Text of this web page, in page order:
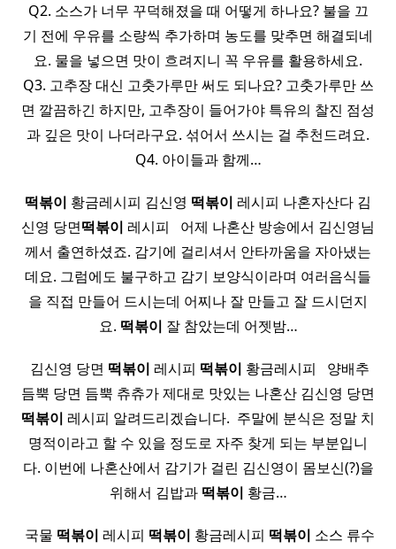
Q2. 소스가 너무 꾸덕해졌을 때 어떻게 하나요? 불을 끄
기 전에 우유를 소량씩 추가하며 농도를 맞추면 해결되네
요. 물을 넣으면 맛이 흐려지니 꼭 우유를 활용하세요.
Q3. 고추장 대신 고춧가루만 써도 되나요? 고춧가루만 쓰
면 깔끔하긴 하지만, 고추장이 들어가야 특유의 찰진 점성
과 깊은 맛이 나더라구요. 섞어서 쓰시는 걸 추천드려요.
Q4. 아이들과 함께…
떡볶이 황금레시피 김신영 떡볶이 레시피 나혼자산다 김
신영 당면떡볶이 레시피 ​ ​ 어제 나혼산 방송에서 김신영님
께서 출연하셨죠. 감기에 걸리셔서 안타까움을 자아냈는
데요. 그럼에도 불구하고 감기 보양식이라며 여러음식들
을 직접 만들어 드시는데 어찌나 잘 만들고 잘 드시던지
요. 떡볶이 잘 참았는데 어젯밤…
​ 김신영 당면 떡볶이 레시피 떡볶이 황금레시피 ​ ​ 양배추
듬뿍 당면 듬뿍 츄츄가 제대로 맛있는 나혼산 김신영 당면
떡볶이 레시피 알려드리겠습니다. ​ 주말에 분식은 정말 치
명적이라고 할 수 있을 정도로 자주 찾게 되는 부분입니
다. 이번에 나혼산에서 감기가 걸린 김신영이 몸보신(?)을
위해서 김밥과 떡볶이 황금…
​ 국물 떡볶이 레시피 떡볶이 황금레시피 떡볶이 소스 류수